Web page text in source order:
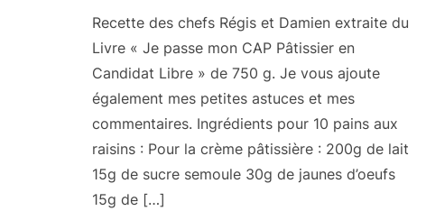
Recette des chefs Régis et Damien extraite du
Livre « Je passe mon CAP Pâtissier en
Candidat Libre » de 750 g. Je vous ajoute
également mes petites astuces et mes
commentaires. Ingrédients pour 10 pains aux
raisins : Pour la crème pâtissière : 200g de lait
15g de sucre semoule 30g de jaunes d’oeufs
15g de […]